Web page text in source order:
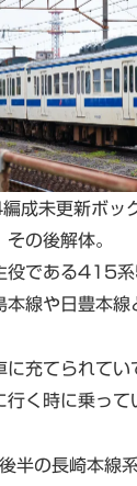
成未更新ボッ
の後解体。
役である415
本線や日豊本線
に充てられてい
行く時に乗って
半の長崎本線